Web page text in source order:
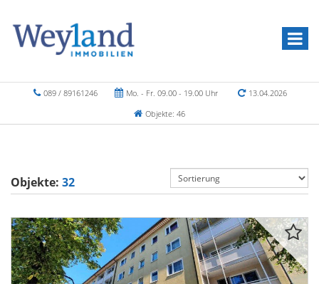
089 / 89161246 Mo. - Fr. 09.00 - 19.00 Uhr
13.04.2026
Objekte: 46
Objekte: 32